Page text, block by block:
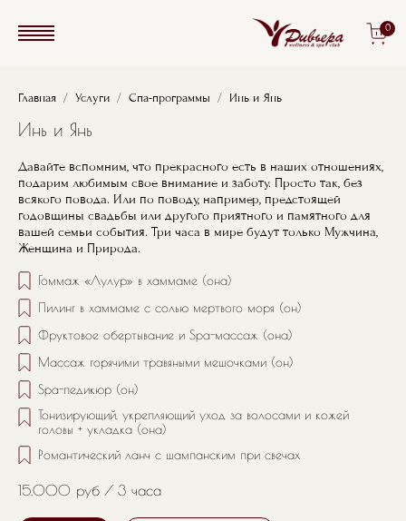
0
Строка навигации
Главная Услуги Спа-программы Инь и Янь
Инь и Янь
Давайте вспомним, что прекрасного есть в наших отношениях,
подарим любимым свое внимание и заботу. Просто так, без
всякого повода. Или по поводу, например, предстоящей
годовщины свадьбы или другого приятного и памятного для
вашей семьи события. Три часа в мире будут только Мужчина,
Женщина и Природа.
Гоммаж «Лулур» в хаммаме (она)
Пилинг в хаммаме с солью мертвого моря (он)
Фруктовое обертывание и Spa-массаж (она)
Массаж горячими травяными мешочками (он)
Spa-педикюр (он)
Тонизирующий, укрепляющий уход за волосами и кожей
головы + укладка (она)
Романтический ланч с шампанским при свечах
15.000 руб 3 часа